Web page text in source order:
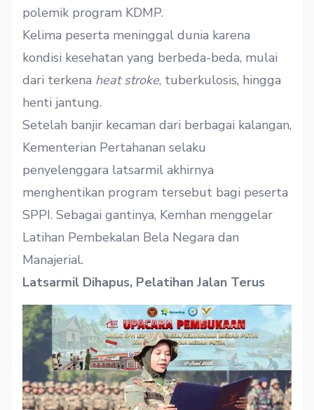
polemik program KDMP.
Kelima peserta meninggal dunia karena
kondisi kesehatan yang berbeda-beda, mulai
dari terkena heat stroke, tuberkulosis, hingga
henti jantung.
Setelah banjir kecaman dari berbagai kalangan,
Kementerian Pertahanan selaku
penyelenggara latsarmil akhirnya
menghentikan program tersebut bagi peserta
SPPI. Sebagai gantinya, Kemhan menggelar
Latihan Pembekalan Bela Negara dan
Manajerial.
Latsarmil Dihapus, Pelatihan Jalan Terus